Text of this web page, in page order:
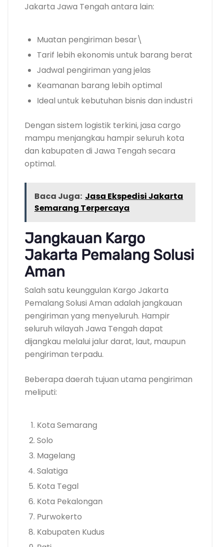
Jakarta Jawa Tengah antara lain:
Muatan pengiriman besar\
Tarif lebih ekonomis untuk barang berat
Jadwal pengiriman yang jelas
Keamanan barang lebih optimal
Ideal untuk kebutuhan bisnis dan industri
Dengan sistem logistik terkini, jasa cargo
mampu menjangkau hampir seluruh kota
dan kabupaten di Jawa Tengah secara
optimal.
Baca Juga: Jasa Ekspedisi Jakarta
Semarang Terpercaya
Jangkauan Kargo
Jakarta Pemalang Solusi
Aman
Salah satu keunggulan Kargo Jakarta
Pemalang Solusi Aman adalah jangkauan
pengiriman yang menyeluruh. Hampir
seluruh wilayah Jawa Tengah dapat
dijangkau melalui jalur darat, laut, maupun
pengiriman terpadu.
Beberapa daerah tujuan utama pengiriman
meliputi:
Kota Semarang
Solo
Magelang
Salatiga
Kota Tegal
Kota Pekalongan
Purwokerto
Kabupaten Kudus